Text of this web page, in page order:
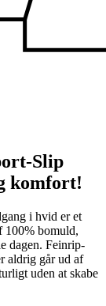
Slip
komfort!
i hvid er et
100% bomuld,
dagen. Feinrip-
aldrig går ud af
uden at skabe